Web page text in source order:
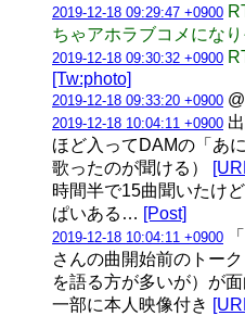
2019-12-18 09:29:47 +0900
ちゃアホラブコメになり
2019-12-18 09:30:32 +0900
[Tw:photo]
2019-12-18 09:33:20 +0900
2019-12-18 10:04:11 +0900
ほど入ってDAMの「あ
歌ったのが聞ける）
時間半で15曲聞いたけ
ぱいある… [Post]
2019-12-18 10:04:11 +0900
さんの曲開始前のトー
を語る方が多いが）が
一部に本人映像付き